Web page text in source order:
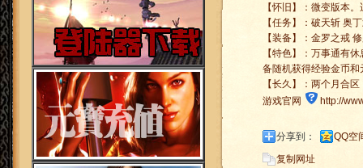
【怀旧】：微变版本
【任务】：破天斩 奥
【装备】：金罗之戒
【特色】：万事通有
备随机获得经验金币和
【长久】：两个月合
游戏官网
http://
分享到：
QQ空
复制网址